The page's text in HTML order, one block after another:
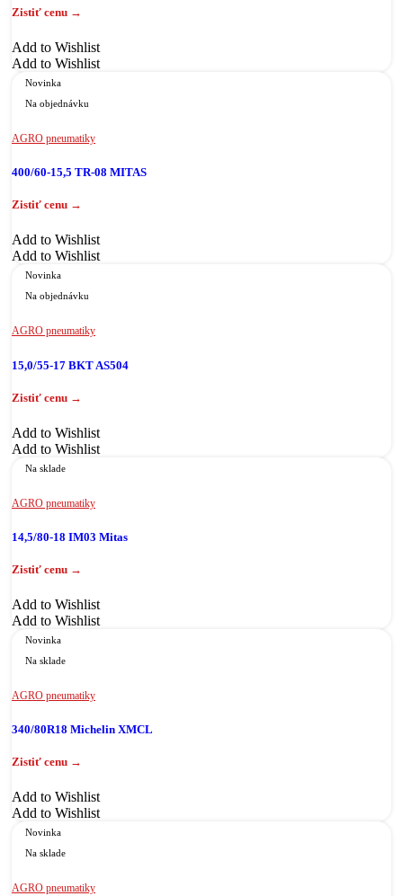
Add to Wishlist
Add to Wishlist
Novinka
Na objednávku
AGRO pneumatiky
400/60-15,5 TR-08 MITAS
Add to Wishlist
Add to Wishlist
Novinka
Na objednávku
AGRO pneumatiky
15,0/55-17 BKT AS504
Add to Wishlist
Add to Wishlist
Na sklade
AGRO pneumatiky
14,5/80-18 IM03 Mitas
Add to Wishlist
Add to Wishlist
Novinka
Na sklade
AGRO pneumatiky
340/80R18 Michelin XMCL
Add to Wishlist
Add to Wishlist
Novinka
Na sklade
AGRO pneumatiky